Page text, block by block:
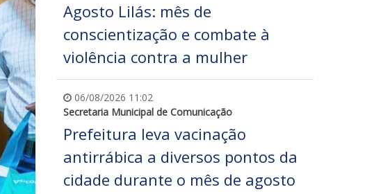
Agosto Lilás: mês de
conscientização e combate à
violência contra a mulher
06/08/2026 11:02
Secretaria Municipal de Comunicação
Prefeitura leva vacinação
antirrábica a diversos pontos da
cidade durante o mês de agosto